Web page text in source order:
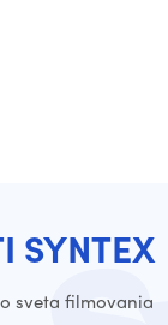
SYNTEX
sveta filmovania